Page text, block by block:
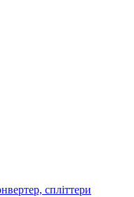
спліттери